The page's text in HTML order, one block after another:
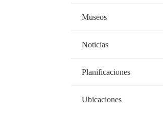
Museos
Noticias
Planificaciones
Ubicaciones